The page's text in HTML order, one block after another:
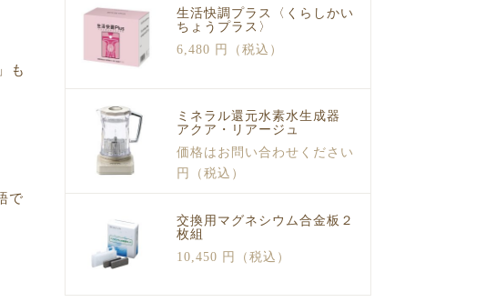
も
で
生活快調プラス〈くらしかい
ちょうプラス〉
6,480 円（税込）
ミネラル還元水素水生成器
アクア・リアージュ
価格はお問い合わせください
円（税込）
交換用マグネシウム合金板２
枚組
10,450 円（税込）